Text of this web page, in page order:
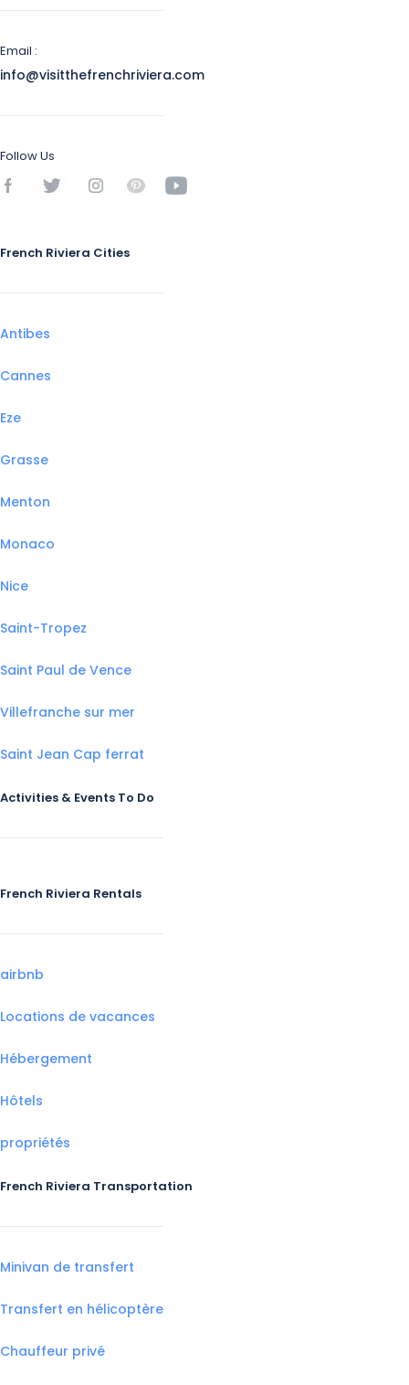
Email :
info@visitthefrenchriviera.com
Follow Us
French Riviera Cities
Antibes
Cannes
Eze
Grasse
Menton
Monaco
Nice
Saint-Tropez
Saint Paul de Vence
Villefranche sur mer
Saint Jean Cap ferrat
Activities & Events To Do
French Riviera Rentals
airbnb
Locations de vacances
Hébergement
Hôtels
propriétés
French Riviera Transportation
Minivan de transfert
Transfert en hélicoptère
Chauffeur privé